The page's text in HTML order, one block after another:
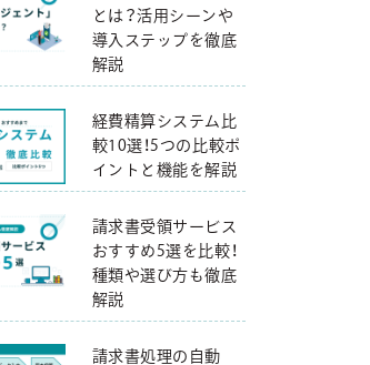
とは？活用シーンや
導入ステップを徹底
解説
経費精算システム比
較10選！5つの比較ポ
イントと機能を解説
請求書受領サービス
おすすめ5選を比較！
種類や選び方も徹底
解説
請求書処理の自動